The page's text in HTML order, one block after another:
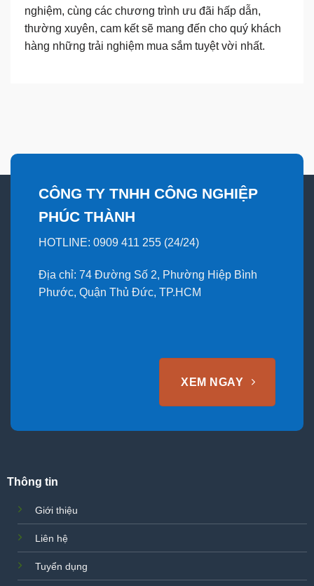
nghiệm, cùng các chương trình ưu đãi hấp dẫn,
thường xuyên, cam kết sẽ mang đến cho quý khách
hàng những trải nghiệm mua sắm tuyệt vời nhất.
CÔNG TY TNHH CÔNG NGHIỆP
PHÚC THÀNH
HOTLINE: 0909 411 255 (24/24)
Địa chỉ: 74 Đường Số 2, Phường Hiệp Bình
Phước, Quận Thủ Đức, TP.HCM
XEM NGAY
Thông tin
Giới thiệu
Liên hệ
Tuyển dụng